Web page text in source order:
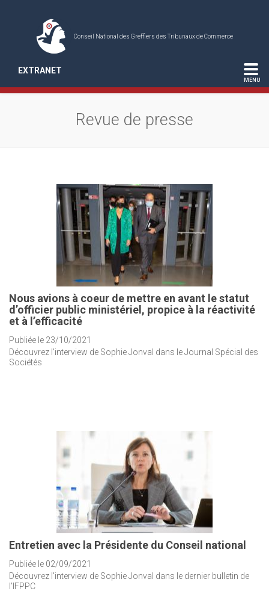
Conseil National des Greffiers des Tribunaux de Commerce
EXTRANET
Revue de presse
Nous avions à coeur de mettre en avant le statut
d’officier public ministériel, propice à la réactivité
et à l’efficacité
Publiée le 23/10/2021
Découvrez l'interview de Sophie Jonval dans le Journal Spécial des
Sociétés
Entretien avec la Présidente du Conseil national
Publiée le 02/09/2021
Découvrez l'interview de Sophie Jonval dans le dernier bulletin de
l'IFPPC